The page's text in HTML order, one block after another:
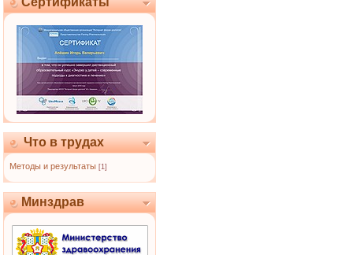
Что в трудах
Методы и результаты [1]
Минздрав